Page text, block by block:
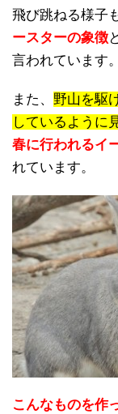
飛び跳ねる様子も
ースターの象徴
言われています。
また、 野山を駆
しているように
春に行われるイ
れています。
こんなものを作